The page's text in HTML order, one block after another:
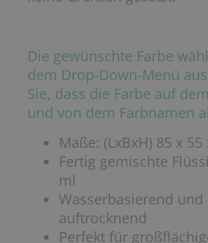
Die gewünschte Farbe
dem Drop-Down-Menü
Sie, dass die Farbe auf
und von dem Farbnamen
Maße: (LxBxH) 85 x
Fertig gemischte
ml
Wasserbasierend
auftrocknend
Perfekt für